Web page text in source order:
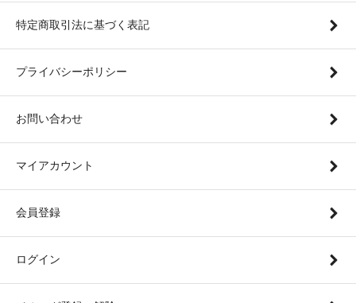
特定商取引法に基づく表記
プライバシーポリシー
お問い合わせ
マイアカウント
会員登録
ログイン